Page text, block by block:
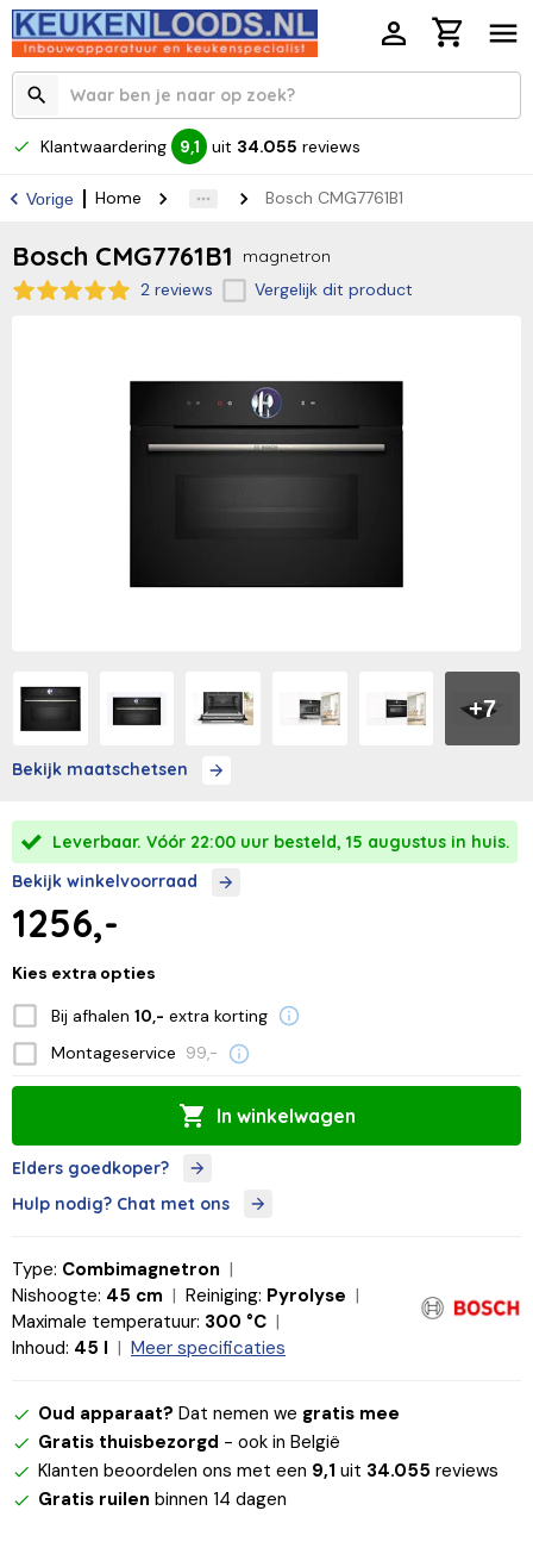
Klantwaardering 9,1 uit 34.055 reviews
Vorige Home Bosch CMG7761B1
Bosch CMG7761B1
magnetron
2 reviews
Vergelijk dit product
+7
Bekijk maatschetsen
Leverbaar. Vóór 22:00 uur besteld, 15 augustus in huis.
Bekijk winkelvoorraad
1256,-
Kies extra opties
Bij afhalen 10,- extra korting
Montageservice 99,-
In winkelwagen
Elders goedkoper?
Hulp nodig? Chat met ons
Type: Combimagnetron
Nishoogte: 45 cm Reiniging: Pyrolyse
Maximale temperatuur: 300 °C
Inhoud: 45 l Meer specificaties
Oud apparaat? Dat nemen we gratis mee
Gratis thuisbezorgd - ook in België
Klanten beoordelen ons met een 9,1 uit 34.055 reviews
Gratis ruilen binnen 14 dagen